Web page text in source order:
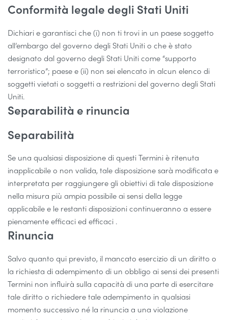
Conformità legale degli Stati Uniti
Dichiari e garantisci che (i) non ti trovi in ​​un paese soggetto
all’embargo del governo degli Stati Uniti o che è stato
designato dal governo degli Stati Uniti come “supporto
terroristico”; paese e (ii) non sei elencato in alcun elenco di
soggetti vietati o soggetti a restrizioni del governo degli Stati
Uniti.
Separabilità e rinuncia
Separabilità
Se una qualsiasi disposizione di questi Termini è ritenuta
inapplicabile o non valida, tale disposizione sarà modificata e
interpretata per raggiungere gli obiettivi di tale disposizione
nella misura più ampia possibile ai sensi della legge
applicabile e le restanti disposizioni continueranno a essere
pienamente efficaci ed efficaci .
Rinuncia
Salvo quanto qui previsto, il mancato esercizio di un diritto o
la richiesta di adempimento di un obbligo ai sensi dei presenti
Termini non influirà sulla capacità di una parte di esercitare
tale diritto o richiedere tale adempimento in qualsiasi
momento successivo né la rinuncia a una violazione